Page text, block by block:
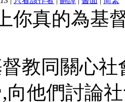
你真的為基
教同關心
向他們討論